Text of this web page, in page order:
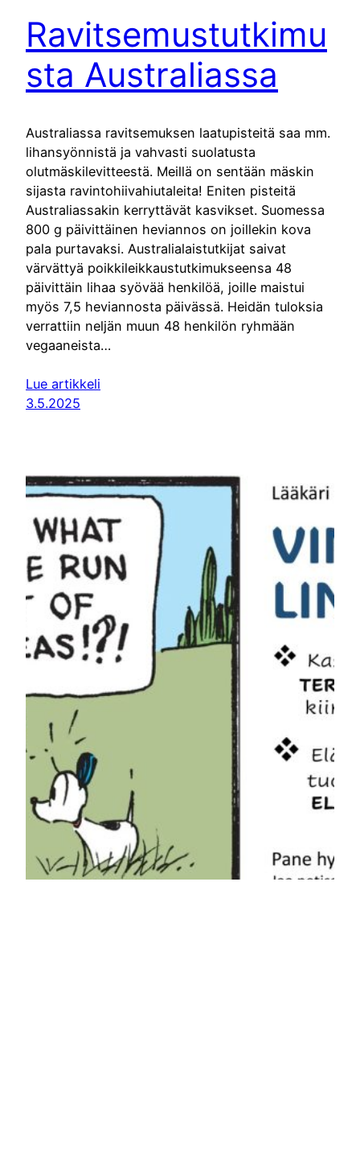
Ravitsemustutkimu
sta Australiassa
Australiassa ravitsemuksen laatupisteitä saa mm.
lihansyönnistä ja vahvasti suolatusta
olutmäskilevitteestä. Meillä on sentään mäskin
sijasta ravintohiivahiutaleita! Eniten pisteitä
Australiassakin kerryttävät kasvikset. Suomessa
800 g päivittäinen heviannos on joillekin kova
pala purtavaksi. Australialaistutkijat saivat
värvättyä poikkileikkaustutkimukseensa 48
päivittäin lihaa syövää henkilöä, joille maistui
myös 7,5 heviannosta päivässä. Heidän tuloksia
verrattiin neljän muun 48 henkilön ryhmään
vegaaneista…
Lue artikkeli
3.5.2025